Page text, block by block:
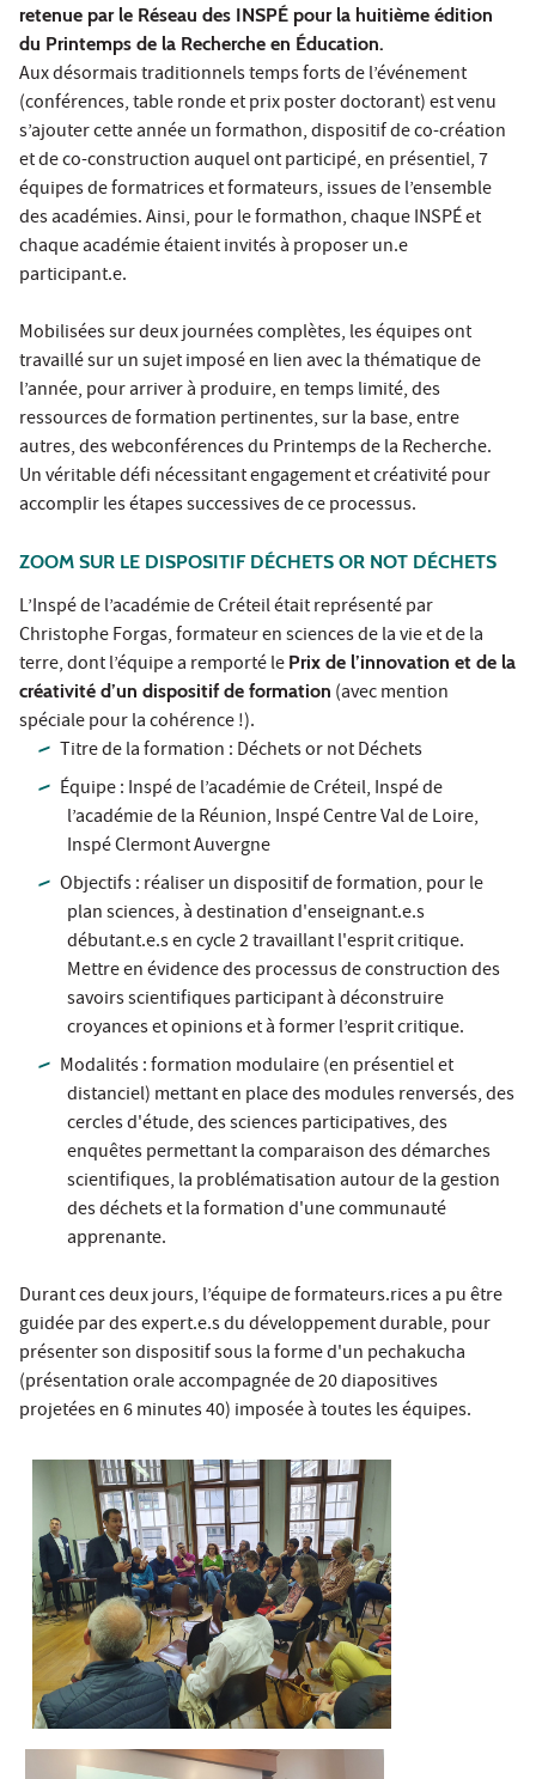
retenue par le Réseau des INSPÉ pour la huitième édition
du Printemps de la Recherche en Éducation.
Aux désormais traditionnels temps forts de l’événement
(conférences, table ronde et prix poster doctorant) est venu
s’ajouter cette année un formathon, dispositif de co-création
et de co-construction auquel ont participé, en présentiel, 7
équipes de formatrices et formateurs, issues de l’ensemble
des académies. Ainsi, pour le formathon, chaque INSPÉ et
chaque académie étaient invités à proposer un.e
participant.e.
Mobilisées sur deux journées complètes, les équipes ont
travaillé sur un sujet imposé en lien avec la thématique de
l’année, pour arriver à produire, en temps limité, des
ressources de formation pertinentes, sur la base, entre
autres, des webconférences du Printemps de la Recherche.
Un véritable défi nécessitant engagement et créativité pour
accomplir les étapes successives de ce processus.
ZOOM SUR LE DISPOSITIF DÉCHETS OR NOT DÉCHETS
L’Inspé de l’académie de Créteil était représenté par
Christophe Forgas, formateur en sciences de la vie et de la
terre, dont l’équipe a remporté le Prix de l’innovation et de la
créativité d’un dispositif de formation (avec mention
spéciale pour la cohérence !).
Titre de la formation : Déchets or not Déchets
Équipe : Inspé de l’académie de Créteil, Inspé de
l’académie de la Réunion, Inspé Centre Val de Loire,
Inspé Clermont Auvergne
Objectifs : réaliser un dispositif de formation, pour le
plan sciences, à destination d'enseignant.e.s
débutant.e.s en cycle 2 travaillant l'esprit critique.
Mettre en évidence des processus de construction des
savoirs scientifiques participant à déconstruire
croyances et opinions et à former l’esprit critique.
Modalités : formation modulaire (en présentiel et
distanciel) mettant en place des modules renversés, des
cercles d'étude, des sciences participatives, des
enquêtes permettant la comparaison des démarches
scientifiques, la problématisation autour de la gestion
des déchets et la formation d'une communauté
apprenante.
Durant ces deux jours, l’équipe de formateurs.rices a pu être
guidée par des expert.e.s du développement durable, pour
présenter son dispositif sous la forme d'un pechakucha
(présentation orale accompagnée de 20 diapositives
projetées en 6 minutes 40) imposée à toutes les équipes.